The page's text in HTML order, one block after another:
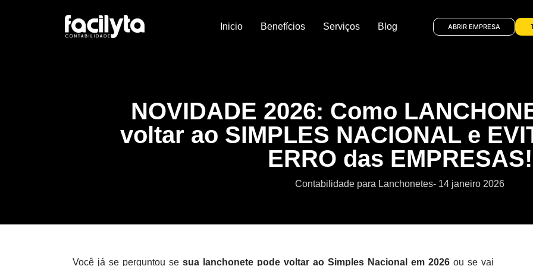
Inicio Benefícios Serviços Blog ABRIR EMPRESA
NOVIDADE 2026: Como
voltar ao SIMPLES NACIONAL e
ERRO das EMPRESAS!
Contabilidade para Lanchonetes- 14 janeiro 2026
Você já se perguntou se sua lanchonete pode voltar ao Simples Nacional em 2026 ou se vai